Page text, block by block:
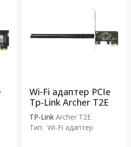
Wi‑Fi адаптер PCIe
Tp-Link Archer T2E
TP-Link Archer T2E
Тип: Wi-Fi адаптер